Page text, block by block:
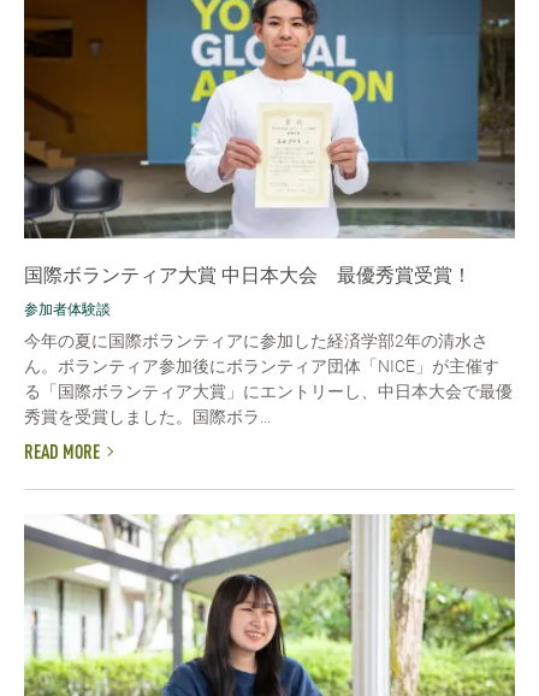
国際ボランティア大賞 中日本大会 最優秀賞受賞！
参加者体験談
今年の夏に国際ボランティアに参加した経済学部2年の清水さ
ん。ボランティア参加後にボランティア団体「NICE」が主催す
る「国際ボランティア大賞」にエントリーし、中日本大会で最優
秀賞を受賞しました。国際ボラ...
READ MORE